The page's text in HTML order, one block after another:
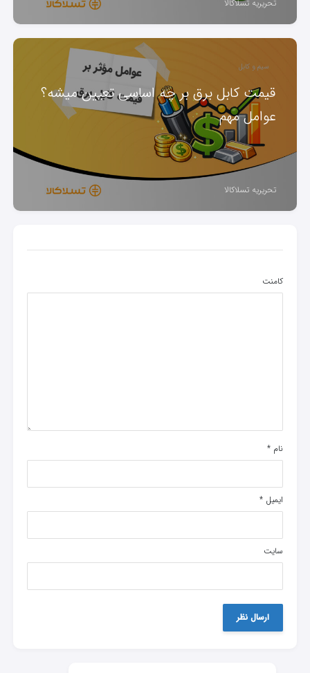
تحریریه تسلاکالا
سیم و کابل
قیمت کابل برق بر چه اساسی تعیین میشه؟
عوامل مهم
تحریریه تسلاکالا
کامنت
نام *
ایمیل *
سایت